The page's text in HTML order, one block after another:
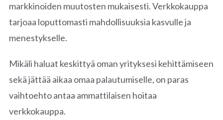
markkinoiden muutosten mukaisesti. Verkkokauppa
tarjoaa loputtomasti mahdollisuuksia kasvulle ja
menestykselle.
Mikäli haluat keskittyä oman yrityksesi kehittämiseen
sekä jättää aikaa omaa palautumiselle, on paras
vaihtoehto antaa ammattilaisen hoitaa
verkkokauppa.